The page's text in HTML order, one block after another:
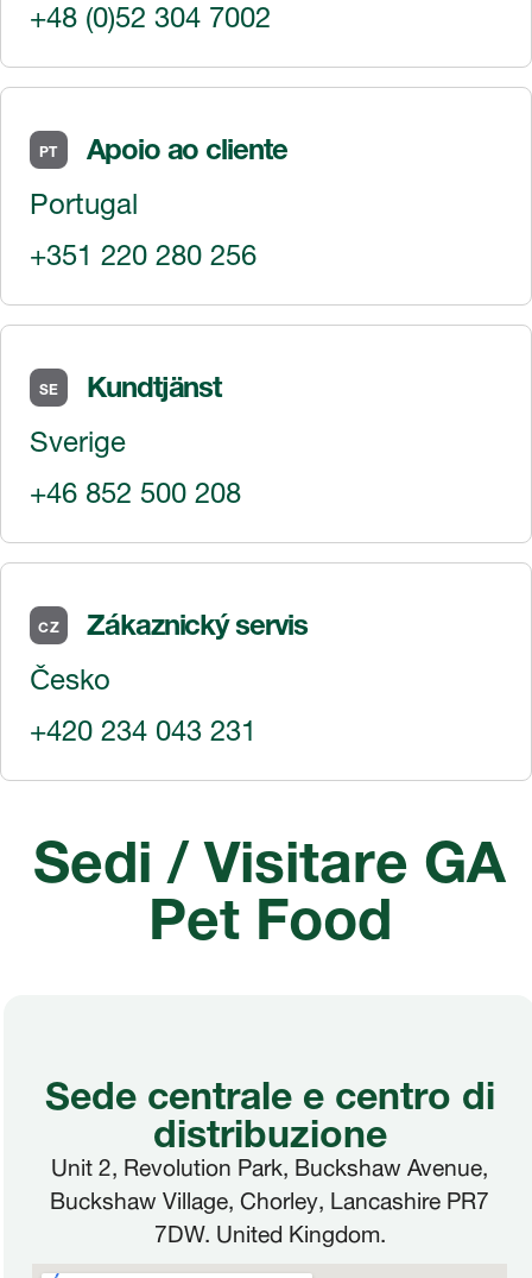
+48 (0)52 304 7002
PT
Apoio ao cliente
Portugal
+351 220 280 256
SE
Kundtjänst
Sverige
+46 852 500 208
CZ
Zákaznický servis
Česko
+420 234 043 231
Sedi / Visitare GA
Pet Food
Sede centrale e centro di
distribuzione
Unit 2, Revolution Park, Buckshaw Avenue,
Buckshaw Village, Chorley, Lancashire PR7
7DW. United Kingdom.